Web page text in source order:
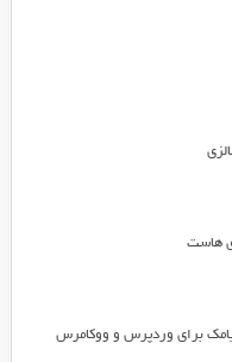
هاست
برای وردپرس و ووکامرس